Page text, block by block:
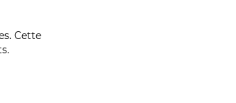
Cette